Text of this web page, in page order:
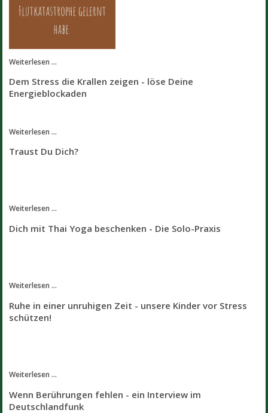
Weiterlesen ...
Dem Stress die Krallen zeigen - löse Deine
Energieblockaden
Weiterlesen ...
Traust Du Dich?
Weiterlesen ...
Dich mit Thai Yoga beschenken - Die Solo-Praxis
Weiterlesen ...
Ruhe in einer unruhigen Zeit - unsere Kinder vor Stress
schützen!
Weiterlesen ...
Wenn Berührungen fehlen - ein Interview im
Deutschlandfunk